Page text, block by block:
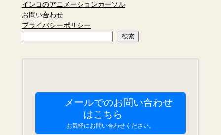
インコのアニメーションカーソル
お問い合わせ
プライバシーポリシー
検索
メールでのお問い合わせ
はこちら
お気軽にお問い合わせください。